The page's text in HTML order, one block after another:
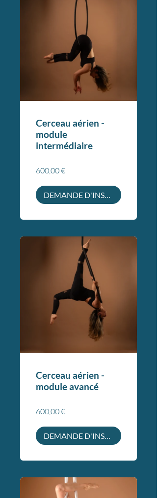
Cerceau aérien -
module
intermédiaire
600,00 €
DEMANDE D'INSCRIPTION
Cerceau aérien -
module avancé
600,00 €
DEMANDE D'INSCRIPTION